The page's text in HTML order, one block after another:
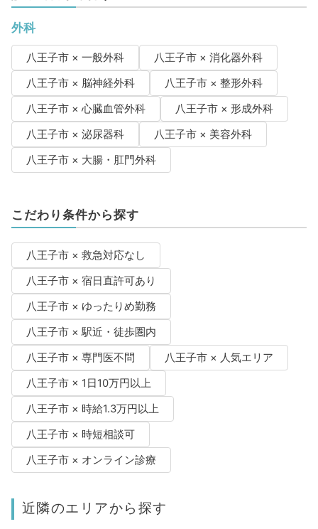
外科
八王子市 × 一般外科
八王子市 × 消化器外科
八王子市 × 脳神経外科
八王子市 × 整形外科
八王子市 × 心臓血管外科
八王子市 × 形成外科
八王子市 × 泌尿器科
八王子市 × 美容外科
八王子市 × 大腸・肛門外科
こだわり条件から探す
八王子市 × 救急対応なし
八王子市 × 宿日直許可あり
八王子市 × ゆったりめ勤務
八王子市 × 駅近・徒歩圏内
八王子市 × 専門医不問
八王子市 × 人気エリア
八王子市 × 1日10万円以上
八王子市 × 時給1.3万円以上
八王子市 × 時短相談可
八王子市 × オンライン診療
近隣のエリアから探す